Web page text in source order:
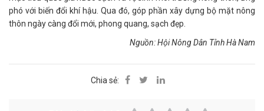
phó với biến đổi khí hậu. Qua đó, góp phần xây dựng bộ mặt nông
thôn ngày càng đổi mới, phong quang, sạch đẹp.
Nguồn: Hội Nông Dân Tỉnh Hà Nam
Chia sẻ: